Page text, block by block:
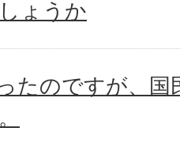
ょうか
たのですが、国